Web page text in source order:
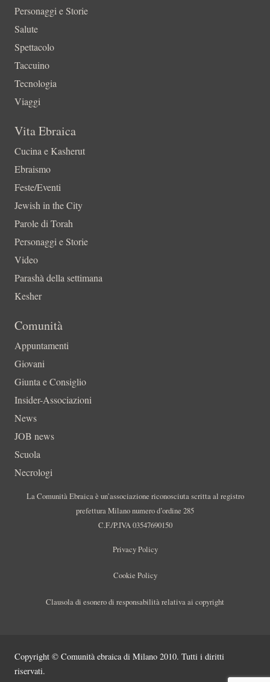
Personaggi e Storie
Salute
Spettacolo
Taccuino
Tecnologia
Viaggi
Vita Ebraica
Cucina e Kasherut
Ebraismo
Feste/Eventi
Jewish in the City
Parole di Torah
Personaggi e Storie
Video
Parashà della settimana
Kesher
Comunità
Appuntamenti
Giovani
Giunta e Consiglio
Insider-Associazioni
News
JOB news
Scuola
Necrologi
La Comunità Ebraica è un’associazione riconosciuta scritta al registro
prefettura Milano numero d’ordine 285
C.F./P.IVA 03547690150
Privacy Policy
Cookie Policy
Clausola di esonero di responsabilità relativa ai copyright
Copyright © Comunità ebraica di Milano 2010. Tutti i diritti
riservati.